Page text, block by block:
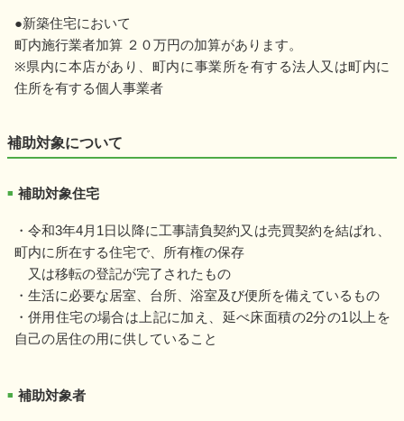
●新築住宅において
町内施行業者加算 ２０万円の加算があります。
※県内に本店があり、町内に事業所を有する法人又は町内に
住所を有する個人事業者
補助対象について
■ 補助対象住宅
・令和3年4月1日以降に工事請負契約又は売買契約を結ばれ、
町内に所在する住宅で、所有権の保存
又は移転の登記が完了されたもの
・生活に必要な居室、台所、浴室及び便所を備えているもの
・併用住宅の場合は上記に加え、延べ床面積の2分の1以上を
自己の居住の用に供していること
■ 補助対象者